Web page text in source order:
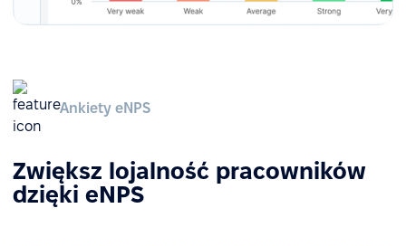
Ankiety eNPS
Zwiększ lojalność pracowników
dzięki eNPS